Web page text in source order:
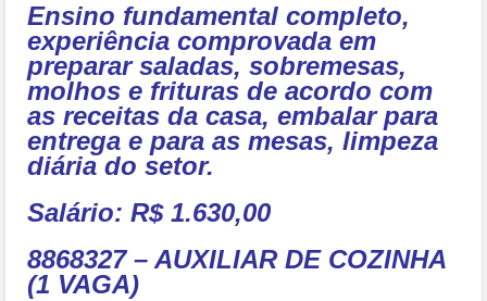
Ensino fundamental completo,
experiência comprovada em
preparar saladas, sobremesas,
molhos e frituras de acordo com
as receitas da casa, embalar para
entrega e para as mesas, limpeza
diária do setor.
Salário: R$ 1.630,00
8868327 – AUXILIAR DE COZINHA
(1 VAGA)